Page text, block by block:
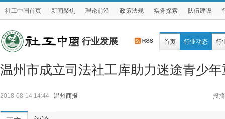
社工中国首页 新闻聚焦 理论前沿 政策法规 实务探索 队伍建设
行业发展 首页 行业动态 行
温州市成立司法社工库助力迷途青少
2018-08-14 14:44 温州商报 投搞